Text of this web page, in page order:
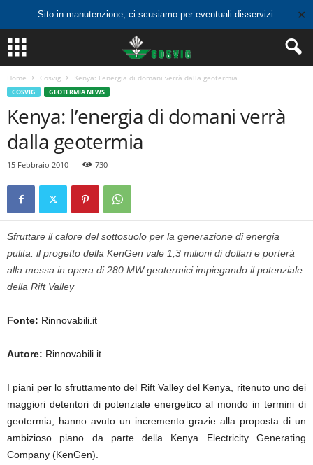
Sito in manutenzione, ci scusiamo per eventuali disservizi. ✕
Home Cosvig Kenya: l’energia di domani verrà dalla geotermia
COSVIG GEOTERMIA NEWS
Kenya: l’energia di domani verrà
dalla geotermia
15 Febbraio 2010 730
Sfruttare il calore del sottosuolo per la generazione di energia
pulita: il progetto della KenGen vale 1,3 milioni di dollari e porterà
alla messa in opera di 280 MW geotermici impiegando il potenziale
della Rift Valley
Fonte: Rinnovabili.it
Autore: Rinnovabili.it
I piani per lo sfruttamento del Rift Valley del Kenya, ritenuto uno dei
maggiori detentori di potenziale energetico al mondo in termini di
geotermia, hanno avuto un incremento grazie alla proposta di un
ambizioso piano da parte della Kenya Electricity Generating
Company (KenGen).